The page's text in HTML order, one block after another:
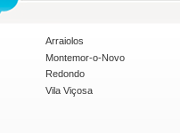
Arraiolos
Montemor-o-Novo
Redondo
Vila Viçosa